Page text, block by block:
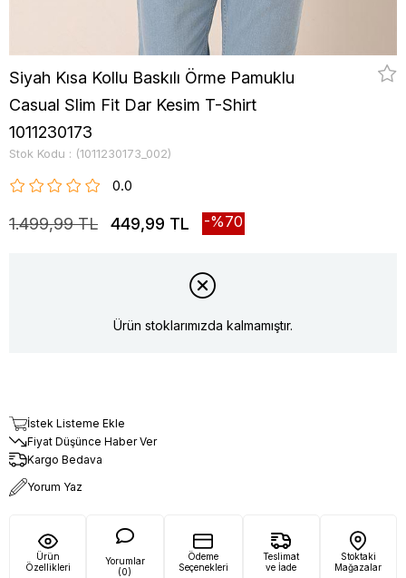
Siyah Kısa Kollu Baskılı Örme Pamuklu
Casual Slim Fit Dar Kesim T-Shirt
1011230173
Stok Kodu (1011230173_002)
0.0
1.499,99 TL 449,99 TL 70
Ürün stoklarımızda kalmamıştır.
İstek Listeme Ekle
Fiyat Düşünce Haber Ver
Kargo Bedava
Yorum Yaz
Ürün
Özellikleri
Yorumlar
(0)
Ödeme
Seçenekleri
Teslimat
ve İade
Stoktaki
Mağazalar